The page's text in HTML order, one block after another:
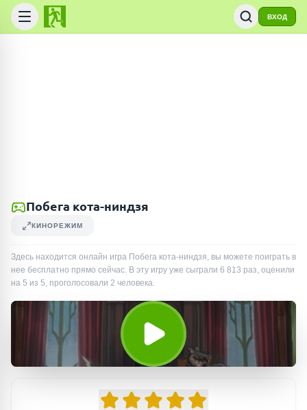
ВХОД
Побега кота-ниндзя
КИНОРЕЖИМ
Здесь находится онлайн игра Побега кота-ниндзя, вы можете поиграть в
нее бесплатно прямо сейчас. В эту игру уже сыграли 6 813 раз, оценили
на 5 из 5, проголосовали 2 человека.